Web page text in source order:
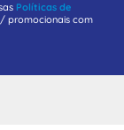
Políticas de
promocionais com